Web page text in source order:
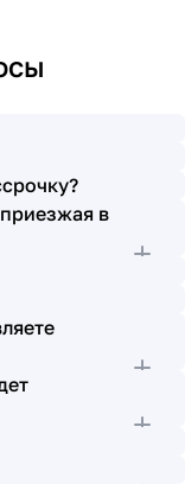
вовремя и
мы
и в этот
эту же
Ребята
соблюдая
как и
вопросы,
нашей
в